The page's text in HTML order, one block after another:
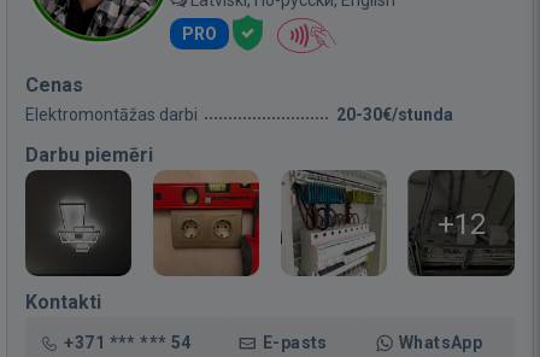
PRO
Cenas
Elektromontāžas darbi 20-30€/stunda
Darbu piemēri
+12
Kontakti
+371 *** *** 54 E-pasts WhatsApp